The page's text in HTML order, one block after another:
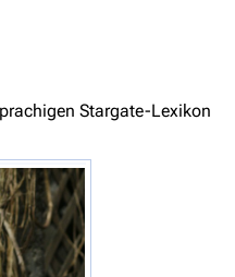
346.444
Stargate-Lexikon